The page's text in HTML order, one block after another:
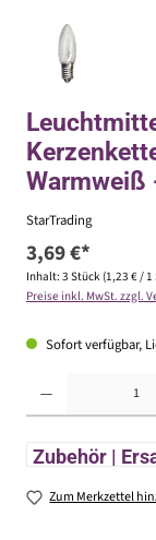
Warmweiß
StarTrading
3,69 €*
Inhalt: 3 Stück (1,23 € /
Preise inkl. MwSt. zzgl.
Sofort verfügbar,
Zubehör |
Zum Merkzettel